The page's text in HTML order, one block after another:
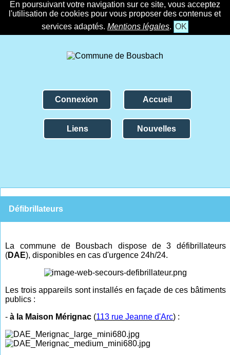
En poursuivant votre navigation sur ce site, vous acceptez
l'utilisation de cookies pour vous proposer des contenus et
services adaptés. Mentions légales. OK
Connexion Accueil
Liens Nouvelles
Défibrillateurs
La commune de Bousbach dispose de 3 défibrillateurs
(DAE), disponibles en cas d'urgence 24h/24.
Les trois appareils sont installés en façade de ces bâtiments
publics :
-à la Maison Mérignac (113 rue Jeanne d'Arc) :